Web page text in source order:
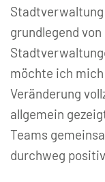
grundlegend
möchte ich
Veränderung
allgemein
Teams
durchweg